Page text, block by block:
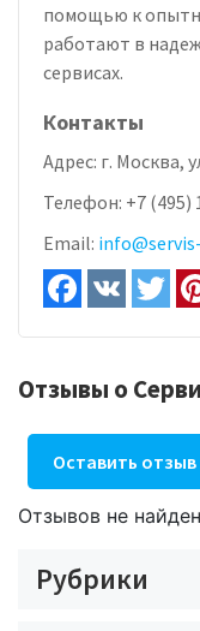
помощью к
работают в
сервисах.
Контакты
Адрес: г. Москва,
Телефон: +7 (495)
Email:
Отзывы о
Оставить отзыв
Отзывов не
Рубрики